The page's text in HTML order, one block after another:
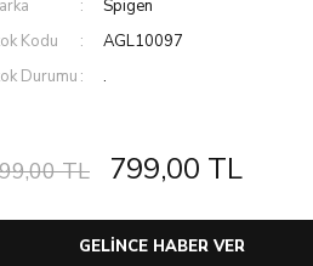
Spigen
Kodu
AGL10097
Durumu
.
TL 799,00 TL
GELİNCE HABER VER